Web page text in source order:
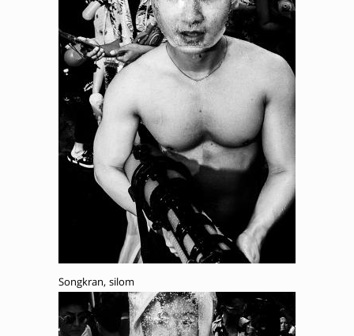
Songkran, silom